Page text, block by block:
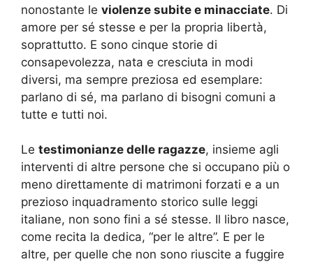
nonostante le violenze subite e minacciate. Di
amore per sé stesse e per la propria libertà,
soprattutto. E sono cinque storie di
consapevolezza, nata e cresciuta in modi
diversi, ma sempre preziosa ed esemplare:
parlano di sé, ma parlano di bisogni comuni a
tutte e tutti noi.
Le testimonianze delle ragazze, insieme agli
interventi di altre persone che si occupano più o
meno direttamente di matrimoni forzati e a un
prezioso inquadramento storico sulle leggi
italiane, non sono fini a sé stesse. Il libro nasce,
come recita la dedica, “per le altre”. E per le
altre, per quelle che non sono riuscite a fuggire